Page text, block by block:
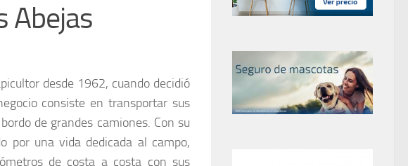
Abejas
desde 1962, cuando decidió
consiste en transportar sus
de grandes camiones. Con su
por una vida dedicada al campo,
de costa a costa con sus